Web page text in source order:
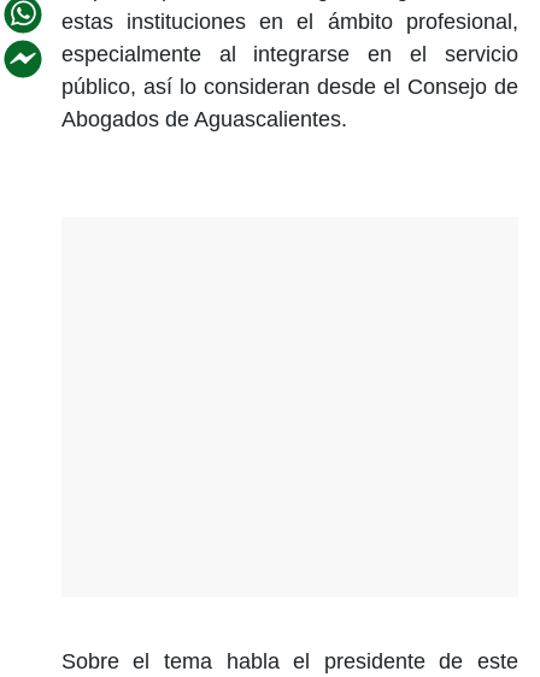
estas instituciones en el ámbito profesional,
especialmente al integrarse en el servicio
público, así lo consideran desde el Consejo de
Abogados de Aguascalientes.
Sobre el tema habla el presidente de este